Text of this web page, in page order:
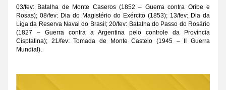
03/fev: Batalha de Monte Caseros (1852 – Guerra contra Oribe e
Rosas); 08/fev: Dia do Magistério do Exército (1853); 13/fev: Dia da
Liga da Reserva Naval do Brasil; 20/fev: Batalha do Passo do Rosário
(1827 – Guerra contra a Argentina pelo controle da Província
Cisplatina); 21/fev: Tomada de Monte Castelo (1945 – II Guerra
Mundial).